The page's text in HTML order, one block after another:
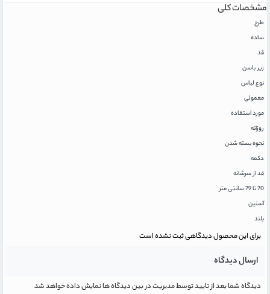
مشخصات کلی
طرح
ساده
قد
زیر باسن
نوع لباس
معمولی
مورد استفاده
روزانه
نحوه بسته شدن
دکمه
قد از سرشانه
70 تا 79 سانتی متر
آستین
بلند
برای این محصول دیدگاهی ثبت نشده است
ارسال دیدگاه
دیدگاه شما بعد از تایید توسط مدیریت در بین دیدگاه ها نمایش داده خواهد شد